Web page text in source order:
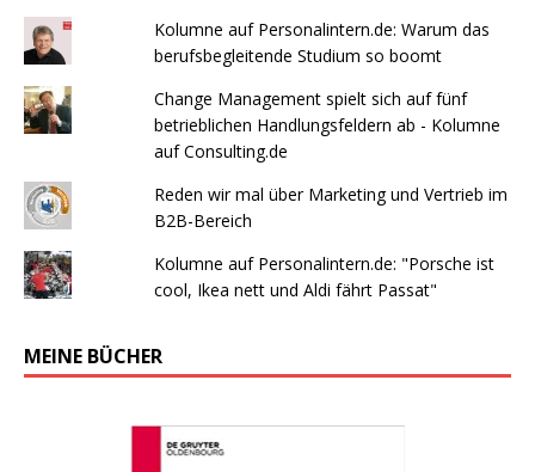
Kolumne auf Personalintern.de: Warum das
berufsbegleitende Studium so boomt
Change Management spielt sich auf fünf
betrieblichen Handlungsfeldern ab - Kolumne
auf Consulting.de
Reden wir mal über Marketing und Vertrieb im
B2B-Bereich
Kolumne auf Personalintern.de: "Porsche ist
cool, Ikea nett und Aldi fährt Passat"
MEINE BÜCHER